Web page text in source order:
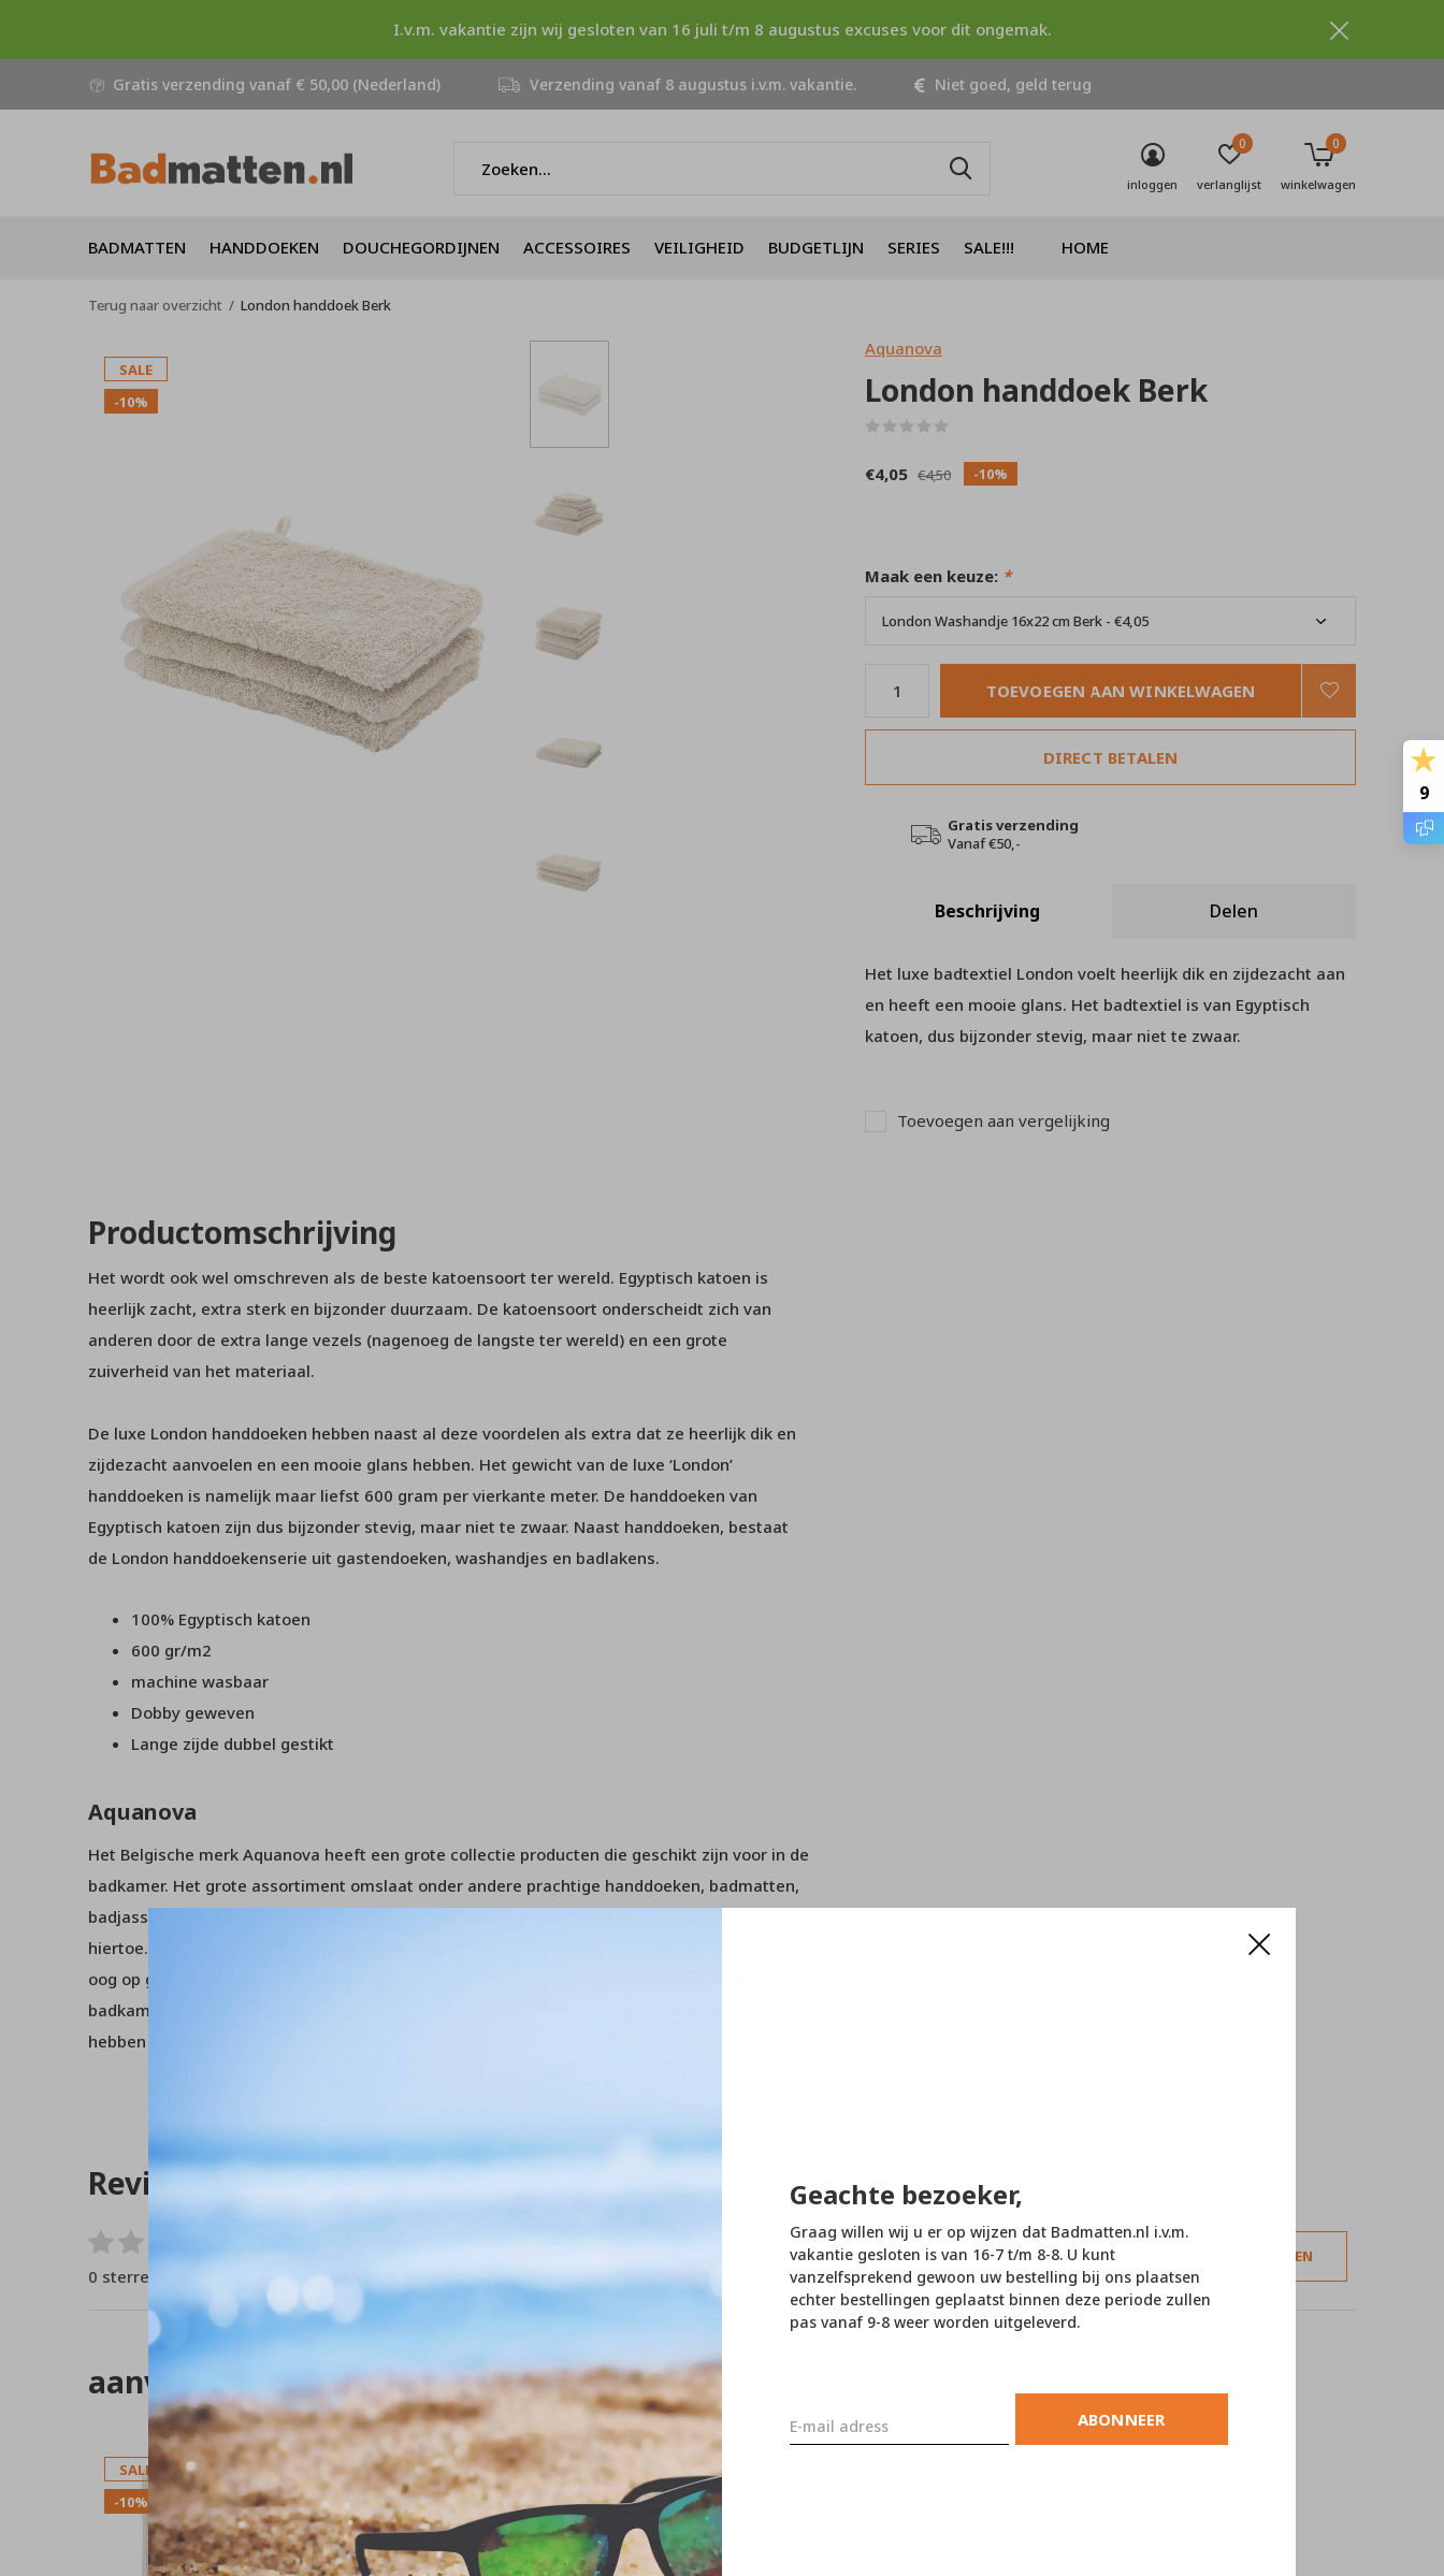
Geachte bezoeker,
Graag willen wij u er op wijzen dat Badmatten.nl i.v.m.
vakantie gesloten is van 16-7 t/m 8-8. U kunt
vanzelfsprekend gewoon uw bestelling bij ons plaatsen
echter bestellingen geplaatst binnen deze periode zullen
pas vanaf 9-8 weer worden uitgeleverd.
ABONNEER
BADMATTEN HANDDOEKEN DOUCHEGORDIJNEN ACCESSOIRES VEILIGHEID BUDGETLIJN SERIES SALE!!! HOME
inloggen verlanglijst
0
winkelwagen
0
Gratis verzending vanaf € 50,00 (Nederland) Verzending vanaf 8 augustus i.v.m. vakantie. Niet goed, geld terug
I.v.m. vakantie zijn wij gesloten van 16 juli t/m 8 augustus excuses voor dit ongemak.
Terug naar overzicht London handdoek Berk
SALE
-10%
Aquanova
London handdoek Berk
€4,05 €4,50 -10%
Maak een keuze: *
TOEVOEGEN AAN WINKELWAGEN
DIRECT BETALEN
Gratis verzending
Vanaf €50,-
Beschrijving Delen
Het luxe badtextiel London voelt heerlijk dik en zijdezacht aan
en heeft een mooie glans. Het badtextiel is van Egyptisch
katoen, dus bijzonder stevig, maar niet te zwaar.
Toevoegen aan vergelijking
Productomschrijving
Het wordt ook wel omschreven als de beste katoensoort ter wereld. Egyptisch katoen is
heerlijk zacht, extra sterk en bijzonder duurzaam. De katoensoort onderscheidt zich van
anderen door de extra lange vezels (nagenoeg de langste ter wereld) en een grote
zuiverheid van het materiaal.
De luxe London handdoeken hebben naast al deze voordelen als extra dat ze heerlijk dik en
zijdezacht aanvoelen en een mooie glans hebben. Het gewicht van de luxe ‘London’
handdoeken is namelijk maar liefst 600 gram per vierkante meter. De handdoeken van
Egyptisch katoen zijn dus bijzonder stevig, maar niet te zwaar. Naast handdoeken, bestaat
de London handdoekenserie uit gastendoeken, washandjes en badlakens.
100% Egyptisch katoen
600 gr/m2
machine wasbaar
Dobby geweven
Lange zijde dubbel gestikt
Aquanova
Het Belgische merk Aquanova heeft een grote collectie producten die geschikt zijn voor in de
badkamer. Het grote assortiment omslaat onder andere prachtige handdoeken, badmatten,
badjassen, wasmanden, zeeppompjes, spiegels, toilet borstels en opbergdoosjes behoren
hiertoe. Alle artikelen zijn gemaakt van hoogwaardige materialen en vervaardigd met het
oog op gebruikersgemak. Met de prachtige duurzame producten van Aquanova geeft u uw
badkamer in een handomdraai een rustgevende en mooie sfeer! Mocht u verder nog vragen
hebben over dit product of over iets anders, neem dan contact op met onze
Reviews
0 sterren op basis van 0 beoordelingen
JE BEOORDELING TOEVOEGEN
aanverwante artikelen
SALE
-10%
9